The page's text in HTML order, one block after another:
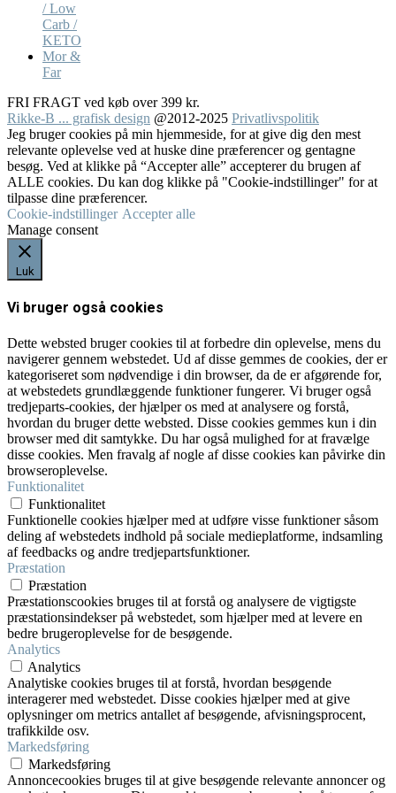
/ Low
Carb /
KETO
Mor &
Far
FRI FRAGT ved køb over 399 kr.
Rikke-B ... grafisk design @2012-2025 Privatlivspolitik
Jeg bruger cookies på min hjemmeside, for at give dig den mest
relevante oplevelse ved at huske dine præferencer og gentagne
besøg. Ved at klikke på “Accepter alle” accepterer du brugen af
ALLE cookies. Du kan dog klikke på "Cookie-indstillinger" for at
tilpasse dine præferencer.
Cookie-indstillinger Accepter alle
Manage consent
Luk
Vi bruger også cookies
Dette websted bruger cookies til at forbedre din oplevelse, mens du
navigerer gennem webstedet. Ud af disse gemmes de cookies, der er
kategoriseret som nødvendige i din browser, da de er afgørende for,
at webstedets grundlæggende funktioner fungerer. Vi bruger også
tredjeparts-cookies, der hjælper os med at analysere og forstå,
hvordan du bruger dette websted. Disse cookies gemmes kun i din
browser med dit samtykke. Du har også mulighed for at fravælge
disse cookies. Men fravalg af nogle af disse cookies kan påvirke din
browseroplevelse.
Funktionalitet
Funktionalitet
Funktionelle cookies hjælper med at udføre visse funktioner såsom
deling af webstedets indhold på sociale medieplatforme, indsamling
af feedbacks og andre tredjepartsfunktioner.
Præstation
Præstation
Præstationscookies bruges til at forstå og analysere de vigtigste
præstationsindekser på webstedet, som hjælper med at levere en
bedre brugeroplevelse for de besøgende.
Analytics
Analytics
Analytiske cookies bruges til at forstå, hvordan besøgende
interagerer med webstedet. Disse cookies hjælper med at give
oplysninger om metrics antallet af besøgende, afvisningsprocent,
trafikkilde osv.
Markedsføring
Markedsføring
Annoncecookies bruges til at give besøgende relevante annoncer og